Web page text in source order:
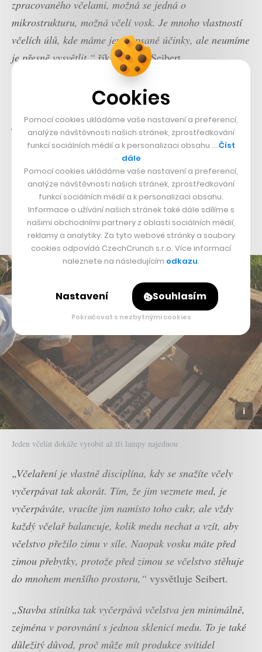
zpracovaného včelami, možná se jedná o
mikrostrukturu, možná včelí vosk. Je mnoho vlastností
včelích úlů, kde máme jen popsané účinky, ale neumíme
je přesně vysvětlit,“říká Eduard Seibert.
Výroba jednoho takového světla zabere včelstvu, ve
kterém je přibližně 60 tisíc včelích dělnic, dva týdny. V
jednom úlu mohou vznikat až tři produkty najednou,
přičemž by podle autora Beehive byly schopny vytvořit
stínítko i rychleji, ale vzhledem k tomu, že je základním
kamenem celého projektu chovat se ke včelám
ohleduplně, není na včelky vyvíjen žádný nátlak.
Ostatně tvorba jednoho takového svítidla je vyčerpává
daleko méně než produkce jedné sklenice medu.
Jeden včelín dokáže vyrobit až tři lampy najednou
„Včelaření je vlastně disciplína, kdy se snažíte včely
vyčerpávat tak akorát. Tím, že jim vezmete med, je
vyčerpáváte, vracíte jim namísto toho cukr, ale vždy
každý včelař balancuje, kolik medu nechat a vzít, aby
včelstvo přežilo zimu v síle. Naopak vosku máte před
zimou přebytky, protože před zimou se včelstvo stěhuje
do mnohem menšího prostoru,“ vysvětluje Seibert.
„Stavba stínítka tak vyčerpává včelstva jen minimálně,
zejména v porovnání s jednou sklenicí medu. To je také
důležitý důvod, proč může mít produkce svítidel
Cookies
Pomocí cookies ukládáme vaše nastavení a preferencí,
analýze návštěvnosti našich stránek, zprostředkování
funkcí sociálních médií a k personalizaci obsahu … Číst
dále
Pomocí cookies ukládáme vaše nastavení a preferencí,
analýze návštěvnosti našich stránek, zprostředkování
funkcí sociálních médií a k personalizaci obsahu.
Informace o užívání našich stránek také dále sdílíme s
našimi obchodními partnery z oblasti sociálních médií,
reklamy a analytiky. Za tyto webové stránky a soubory
cookies odpovídá CzechCrunch s.r.o. Více informací
naleznete na následujícím odkazu.
Nastavení Souhlasím
Pokračovat s nezbytnými cookies